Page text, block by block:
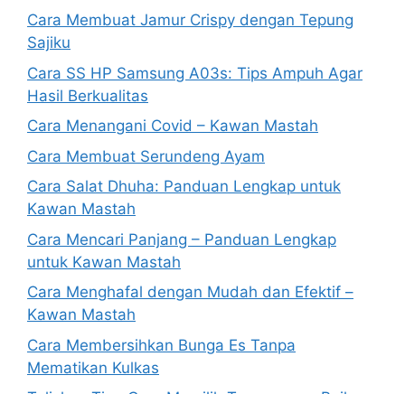
Cara Membuat Jamur Crispy dengan Tepung
Sajiku
Cara SS HP Samsung A03s: Tips Ampuh Agar
Hasil Berkualitas
Cara Menangani Covid – Kawan Mastah
Cara Membuat Serundeng Ayam
Cara Salat Dhuha: Panduan Lengkap untuk
Kawan Mastah
Cara Mencari Panjang – Panduan Lengkap
untuk Kawan Mastah
Cara Menghafal dengan Mudah dan Efektif –
Kawan Mastah
Cara Membersihkan Bunga Es Tanpa
Mematikan Kulkas